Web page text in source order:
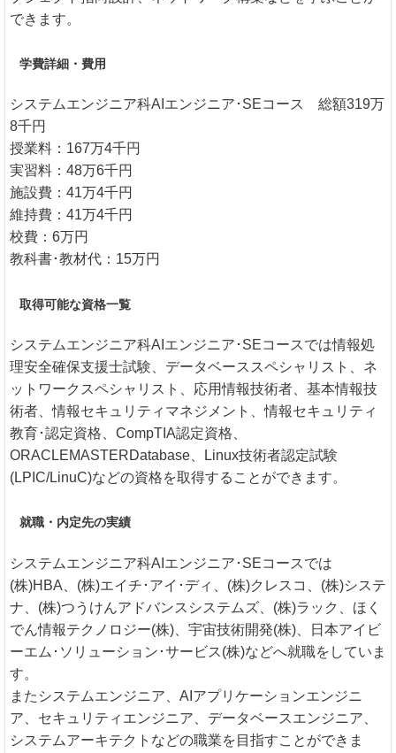
できます。
学費詳細・費用
システムエンジニア科AIエンジニア･SEコース 総額319万
8千円
授業料：167万4千円
実習料：48万6千円
施設費：41万4千円
維持費：41万4千円
校費：6万円
教科書･教材代：15万円
取得可能な資格一覧
システムエンジニア科AIエンジニア･SEコースでは情報処
理安全確保支援士試験、データベーススペシャリスト、ネ
ットワークスペシャリスト、応用情報技術者、基本情報技
術者、情報セキュリティマネジメント、情報セキュリティ
教育･認定資格、CompTIA認定資格、
ORACLEMASTERDatabase、Linux技術者認定試験
(LPIC/LinuC)などの資格を取得することができます。
就職・内定先の実績
システムエンジニア科AIエンジニア･SEコースでは
(株)HBA、(株)エイチ･アイ･ディ、(株)クレスコ、(株)システ
ナ、(株)つうけんアドバンスシステムズ、(株)ラック、ほく
でん情報テクノロジー(株)、宇宙技術開発(株)、日本アイビ
ーエム･ソリューション･サービス(株)などへ就職をしていま
す。
またシステムエンジニア、AIアプリケーションエンジニ
ア、セキュリティエンジニア、データベースエンジニア、
システムアーキテクトなどの職業を目指すことができま